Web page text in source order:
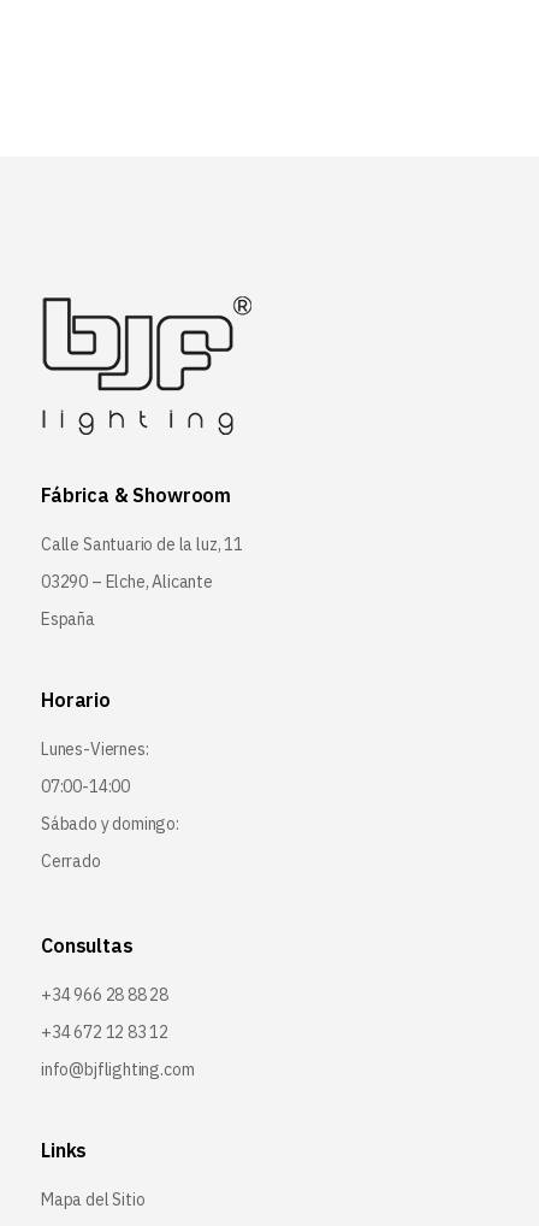
Fábrica & Showroom
Calle Santuario de la luz, 11
03290 – Elche, Alicante
España
Horario
Lunes-Viernes:
07:00-14:00
Sábado y domingo:
Cerrado
Consultas
+34 966 28 88 28
+34 672 12 83 12
info@bjflighting.com
Links
Mapa del Sitio